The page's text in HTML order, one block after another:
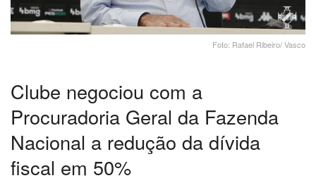
Foto: Rafael Ribeiro/ Vasco
Clube negociou com a
Procuradoria Geral da Fazenda
Nacional a redução da dívida
fiscal em 50%